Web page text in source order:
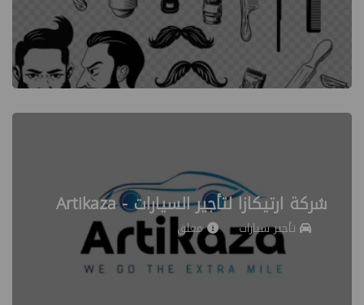
شركة ارتيكازا لتأجير السيارات - Artikaza
تأجير سيارات مغلق